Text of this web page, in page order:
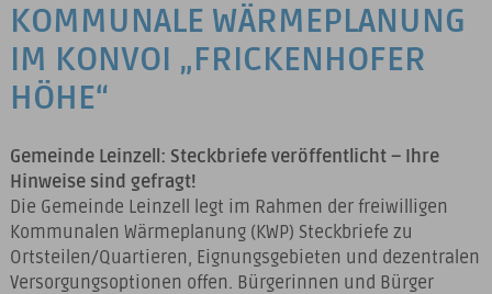
KOMMUNALE WÄRMEPLANUNG
IM KONVOI „FRICKENHOFER
HÖHE“
Gemeinde Leinzell: Steckbriefe veröffentlicht – Ihre
Hinweise sind gefragt!
Die Gemeinde Leinzell legt im Rahmen der freiwilligen
Kommunalen Wärmeplanung (KWP) Steckbriefe zu
Ortsteilen/Quartieren, Eignungsgebieten und dezentralen
Versorgungsoptionen offen. Bürgerinnen und Bürger